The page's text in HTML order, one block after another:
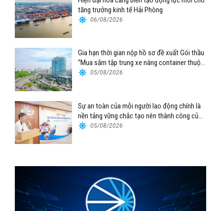
tăng trưởng kinh tế Hải Phòng
06/08/2026
Gia hạn thời gian nộp hồ sơ đề xuất Gói thầu
“Mua sắm tập trung xe nâng container thuộc
Tổng công ty Hàng hải Việt Nam – CTCP”
05/08/2026
Sự an toàn của mỗi người lao động chính là
nền tảng vững chắc tạo nên thành công của
Cảng Đà Nẵng
05/08/2026